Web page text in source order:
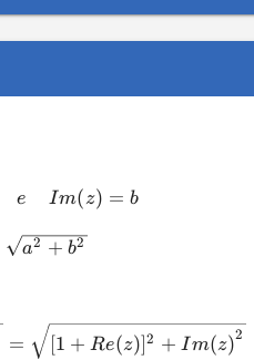
e Im(z) = b
a2 + b2
= [1 + Re(z)]2 + Im(z)2